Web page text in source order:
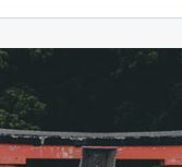
2025
2568
ราคา
ดี